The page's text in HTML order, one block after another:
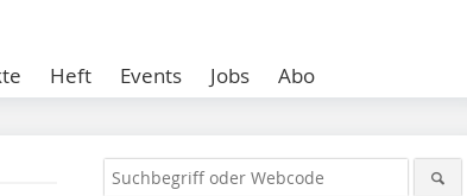
Heft Events Jobs Abo